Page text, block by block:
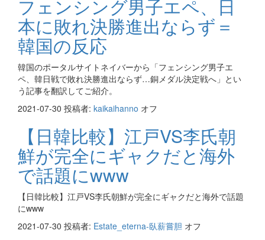
フェンシング男子エペ、日
本に敗れ決勝進出ならず＝
韓国の反応
韓国のポータルサイトネイバーから「フェンシング男子エ
ペ、韓日戦で敗れ決勝進出ならず…銅メダル決定戦へ」とい
う記事を翻訳してご紹介。
2021-07-30 投稿者: kaikaihanno オフ
【日韓比較】江戸VS李氏朝
鮮が完全にギャクだと海外
で話題にwww
【日韓比較】江戸VS李氏朝鮮が完全にギャクだと海外で話題
にwww
2021-07-30 投稿者: Estate_eterna-臥薪嘗胆 オフ